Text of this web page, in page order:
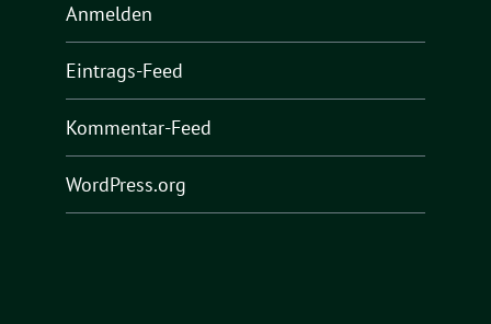
Anmelden
Eintrags-Feed
Kommentar-Feed
WordPress.org